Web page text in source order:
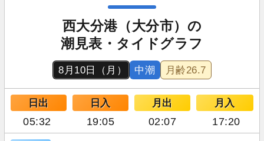
西大分港（大分市）の
潮見表・タイドグラフ
8月10日（月） 中潮 月齢26.7
日出 日入 月出 月入
05:32 19:05 02:07 17:20